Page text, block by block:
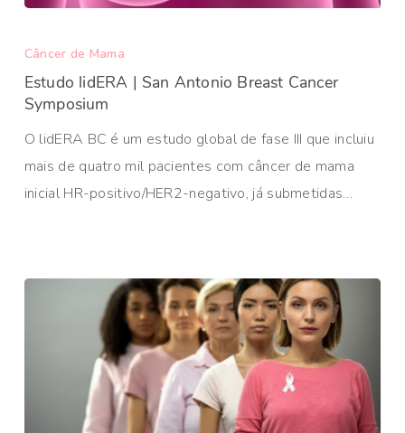
Câncer de Mama
Estudo lidERA | San Antonio Breast Cancer
Symposium
O lidERA BC é um estudo global de fase III que incluiu
mais de quatro mil pacientes com câncer de mama
inicial HR-positivo/HER2-negativo, já submetidas…